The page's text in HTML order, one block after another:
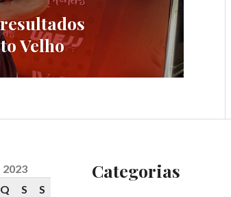
Velho
2023
Q S S
Categorias